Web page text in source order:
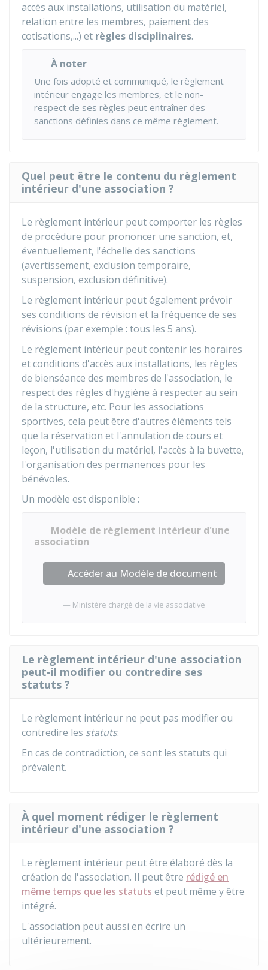
accès aux installations, utilisation du matériel,
relation entre les membres, paiement des
cotisations,...) et règles disciplinaires.
À noter
Une fois adopté et communiqué, le règlement
intérieur engage les membres, et le non-
respect de ses règles peut entraîner des
sanctions définies dans ce même règlement.
Quel peut être le contenu du règlement
intérieur d'une association ?
Le règlement intérieur peut comporter les règles
de procédure pour prononcer une sanction, et,
éventuellement, l'échelle des sanctions
(avertissement, exclusion temporaire,
suspension, exclusion définitive).
Le règlement intérieur peut également prévoir
ses conditions de révision et la fréquence de ses
révisions (par exemple : tous les 5 ans).
Le règlement intérieur peut contenir les horaires
et conditions d'accès aux installations, les règles
de bienséance des membres de l'association, le
respect des règles d'hygiène à respecter au sein
de la structure, etc. Pour les associations
sportives, cela peut être d'autres éléments tels
que la réservation et l'annulation de cours et
leçon, l'utilisation du matériel, l'accès à la buvette,
l'organisation des permanences pour les
bénévoles.
Un modèle est disponible :
Modèle de règlement intérieur d'une
association
Accéder au Modèle de document
Ministère chargé de la vie associative
Le règlement intérieur d'une association
peut-il modifier ou contredire ses
statuts ?
Le règlement intérieur ne peut pas modifier ou
contredire les statuts.
En cas de contradiction, ce sont les statuts qui
prévalent.
À quel moment rédiger le règlement
intérieur d'une association ?
Le règlement intérieur peut être élaboré dès la
création de l'association. Il peut être rédigé en
même temps que les statuts et peut même y être
intégré.
L'association peut aussi en écrire un
ultérieurement.